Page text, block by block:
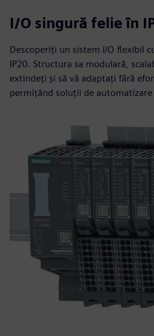
I/O singură felie în
Descoperiți un sistem I/O flexibil
IP20. Structura sa modulară,
extindeți și să vă adaptați fără
permițând soluții de